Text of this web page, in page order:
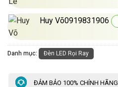
Huy Võ0919831906
Danh mục: Đèn LED Rọi Ray
ĐẢM BẢO 100% CHÍNH HÃNG